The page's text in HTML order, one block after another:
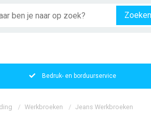
Zoeken
Bedruk- en borduurservice
Werkbroeken Jeans Werkbroeken